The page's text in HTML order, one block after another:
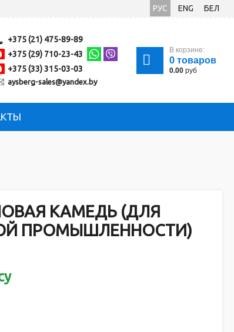
РУС ENG БЕЛ
+375 (21) 475-89-89
+375 (29) 710-23-43
+375 (33) 315-03-03
aysberg-sales@yandex.by
В корзине:
0 товаров
0.00 руб
КАМЕДЬ (ДЛЯ
ПРОМЫШЛЕННОСТИ)